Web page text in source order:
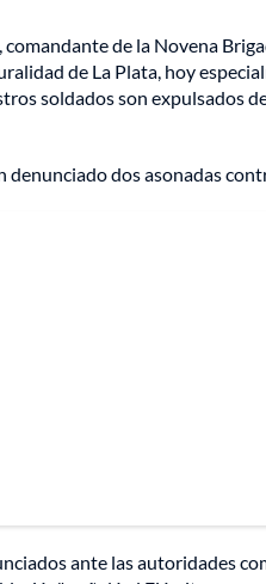
de la Novena
de La Plata, hoy
soldados son expulsados
denunciado dos asonadas
ante las autoridades